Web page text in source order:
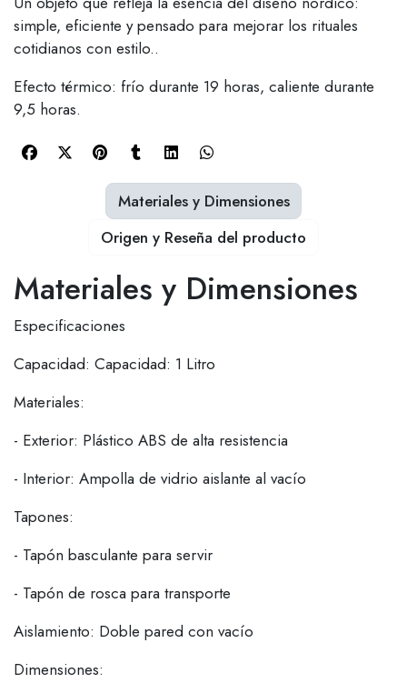
simple, eficiente y pensado para mejorar los rituales
cotidianos con estilo..
Efecto térmico: frío durante 19 horas, caliente durante
9,5 horas.
Materiales y Dimensiones
Especificaciones
Capacidad: Capacidad: 1 Litro
Materiales:
- Exterior: Plástico ABS de alta resistencia
- Interior: Ampolla de vidrio aislante al vacío
Tapones:
- Tapón basculante para servir
- Tapón de rosca para transporte
Aislamiento: Doble pared con vacío
Dimensiones:
Materiales y Dimensiones
Origen y Reseña del producto